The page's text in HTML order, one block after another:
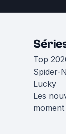
Top
Spider-
Lucky
Les
moment